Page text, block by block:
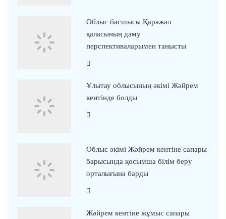
Облыс басшысы Қаражал
қаласының даму
перспективаларымен танысты
Ұлытау облысының әкімі Жәйрем
кентінде болды
Облыс әкімі Жәйрем кентіне сапары
барысында қосымша білім беру
орталығына барды
Жәйрем кентіне жұмыс сапары